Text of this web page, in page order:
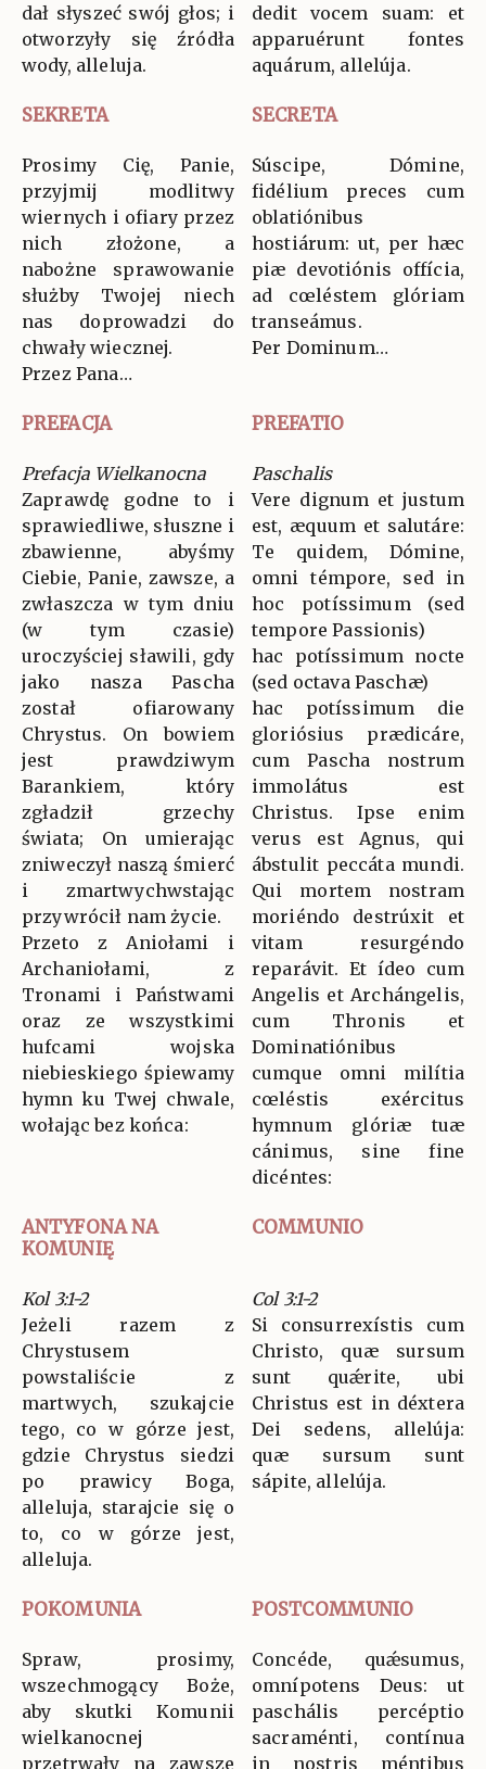
dał słyszeć swój głos; i
otworzyły się źródła
wody, alleluja.
dedit vocem suam: et
apparuérunt fontes
aquárum, allelúja.
SEKRETA SECRETA
Prosimy Cię, Panie,
przyjmij modlitwy
wiernych i ofiary przez
nich złożone, a
nabożne sprawowanie
służby Twojej niech
nas doprowadzi do
chwały wiecznej.
Przez Pana…
Súscipe, Dómine,
fidélium preces cum
oblatiónibus
hostiárum: ut, per hæc
piæ devotiónis offícia,
ad cœléstem glóriam
transeámus.
Per Dominum…
PREFACJA PREFATIO
Prefacja Wielkanocna
Zaprawdę godne to i
sprawiedliwe, słuszne i
zbawienne, abyśmy
Ciebie, Panie, zawsze, a
zwłaszcza w tym dniu
(w tym czasie)
uroczyściej sławili, gdy
jako nasza Pascha
został ofiarowany
Chrystus. On bowiem
jest prawdziwym
Barankiem, który
zgładził grzechy
świata; On umierając
zniweczył naszą śmierć
i zmartwychwstając
przywrócił nam życie.
Przeto z Aniołami i
Archaniołami, z
Tronami i Państwami
oraz ze wszystkimi
hufcami wojska
niebieskiego śpiewamy
hymn ku Twej chwale,
wołając bez końca:
Paschalis
Vere dignum et justum
est, æquum et salutáre:
Te quidem, Dómine,
omni témpore, sed in
hoc potíssimum (sed
tempore Passionis)
hac potíssimum nocte
(sed octava Paschæ)
hac potíssimum die
gloriósius prædicáre,
cum Pascha nostrum
immolátus est
Christus. Ipse enim
verus est Agnus, qui
ábstulit peccáta mundi.
Qui mortem nostram
moriéndo destrúxit et
vitam resurgéndo
reparávit. Et ídeo cum
Angelis et Archángelis,
cum Thronis et
Dominatiónibus
cumque omni milítia
cœléstis exércitus
hymnum glóriæ tuæ
cánimus, sine fine
dicéntes:
ANTYFONA NA
KOMUNIĘ
COMMUNIO
Kol 3:1-2
Jeżeli razem z
Chrystusem
powstaliście z
martwych, szukajcie
tego, co w górze jest,
gdzie Chrystus siedzi
po prawicy Boga,
alleluja, starajcie się o
to, co w górze jest,
alleluja.
Col 3:1-2
Si consurrexístis cum
Christo, quæ sursum
sunt quǽrite, ubi
Christus est in déxtera
Dei sedens, allelúja:
quæ sursum sunt
sápite, allelúja.
POKOMUNIA POSTCOMMUNIO
Spraw, prosimy,
wszechmogący Boże,
aby skutki Komunii
wielkanocnej
przetrwały na zawsze
Concéde, quǽsumus,
omnípotens Deus: ut
paschális percéptio
sacraménti, contínua
in nostris méntibus